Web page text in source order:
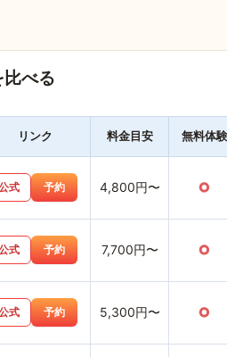
べる
リンク 料金目安 無料体験
式 予約 4,800円〜 ○
式 予約 7,700円〜 ○
式 予約 5,300円〜 ○